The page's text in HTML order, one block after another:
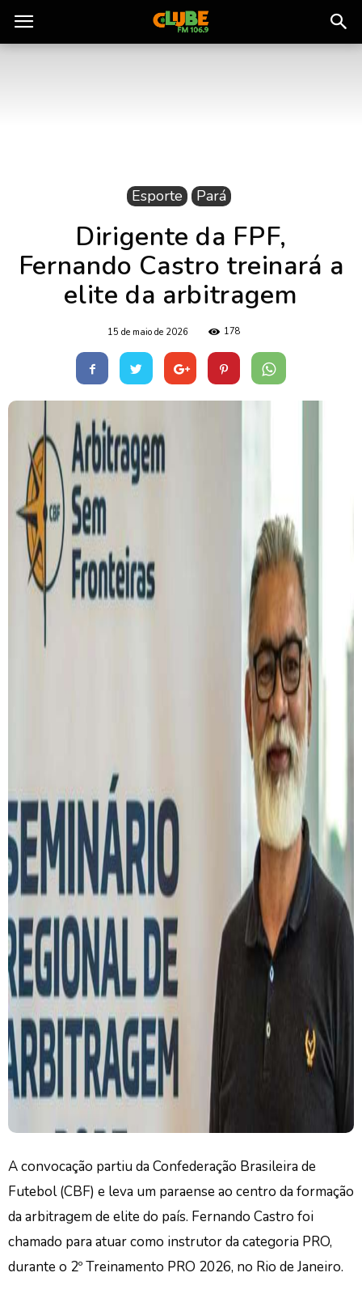
Rádio
Esporte Pará
Dirigente da FPF,
Fernando Castro treinará a
elite da arbitragem
15 de maio de 2026 178
A convocação partiu da Confederação Brasileira de
Futebol (CBF) e leva um paraense ao centro da formação
da arbitragem de elite do país. Fernando Castro foi
chamado para atuar como instrutor da categoria PRO,
durante o 2º Treinamento PRO 2026, no Rio de Janeiro.